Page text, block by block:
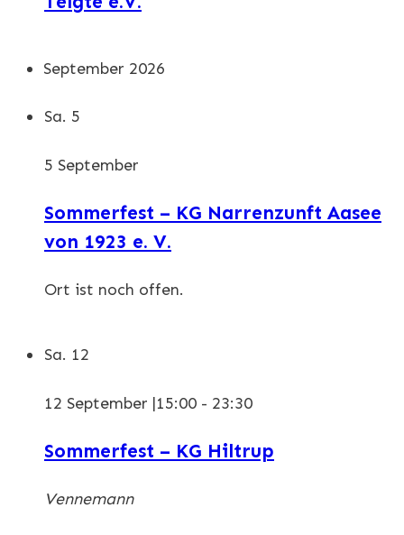
September 2026
Sa. 5
5 September
Sommerfest – KG Narrenzunft Aasee
von 1923 e. V.
Ort ist noch offen.
Sa. 12
12 September |15:00 - 23:30
Sommerfest – KG Hiltrup
Vennemann